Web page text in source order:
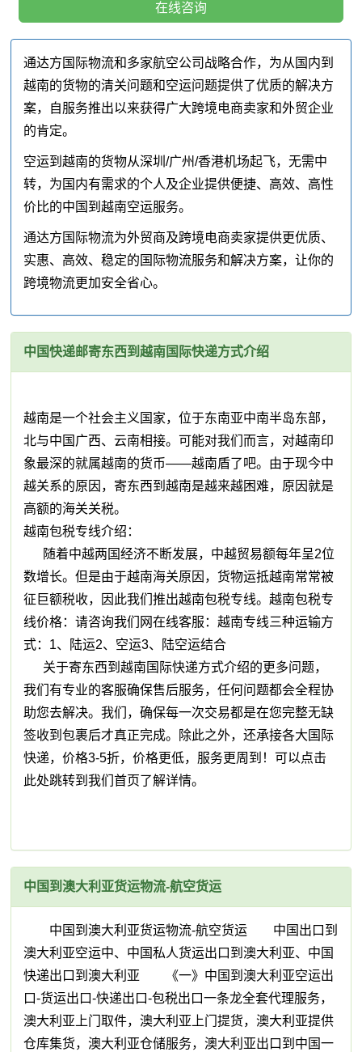
在线咨询
通达方国际物流和多家航空公司战略合作，为从国内到
越南的货物的清关问题和空运问题提供了优质的解决方
案，自服务推出以来获得广大跨境电商卖家和外贸企业
的肯定。
空运到越南的货物从深圳/广州/香港机场起飞，无需中
转，为国内有需求的个人及企业提供便捷、高效、高性
价比的中国到越南空运服务。
通达方国际物流为外贸商及跨境电商卖家提供更优质、
实惠、高效、稳定的国际物流服务和解决方案，让你的
跨境物流更加安全省心。
中国快递邮寄东西到越南国际快递方式介绍
越南是一个社会主义国家，位于东南亚中南半岛东部，
北与中国广西、云南相接。可能对我们而言，对越南印
象最深的就属越南的货币——越南盾了吧。由于现今中
越关系的原因，寄东西到越南是越来越困难，原因就是
高额的海关关税。
越南包税专线介绍：
随着中越两国经济不断发展，中越贸易额每年呈2位
数增长。但是由于越南海关原因，货物运抵越南常常被
征巨额税收，因此我们推出越南包税专线。越南包税专
线价格：请咨询我们网在线客服：越南专线三种运输方
式：1、陆运2、空运3、陆空运结合
关于寄东西到越南国际快递方式介绍的更多问题，
我们有专业的客服确保售后服务，任何问题都会全程协
助您去解决。我们，确保每一次交易都是在您完整无缺
签收到包裹后才真正完成。除此之外，还承接各大国际
快递，价格3-5折，价格更低，服务更周到！可以点击
此处跳转到我们首页了解详情。
中国到澳大利亚货运物流-航空货运
中国到澳大利亚货运物流-航空货运 中国出口到
澳大利亚空运中、中国私人货运出口到澳大利亚、中国
快递出口到澳大利亚 《一》中国到澳大利亚空运出
口-货运出口-快递出口-包税出口一条龙全套代理服务，
澳大利亚上门取件，澳大利亚上门提货，澳大利亚提供
仓库集货，澳大利亚仓储服务，澳大利亚出口到中国一